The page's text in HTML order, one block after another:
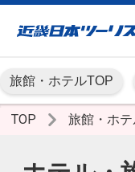
旅館・ホテルTOP
TOP 旅館・ホ